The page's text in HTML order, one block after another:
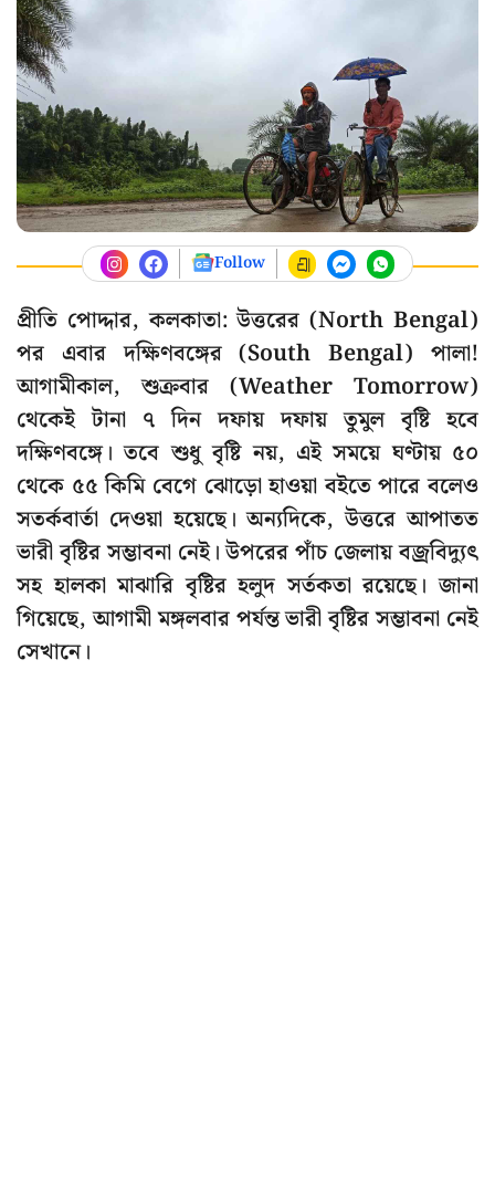
Follow
প্রীতি পোদ্দার, কলকাতা: উত্তরের (North Bengal)
পর এবার দক্ষিণবঙ্গের (South Bengal) পালা!
আগামীকাল, শুক্রবার (Weather Tomorrow)
থেকেই টানা ৭ দিন দফায় দফায় তুমুল বৃষ্টি হবে
দক্ষিণবঙ্গে। তবে শুধু বৃষ্টি নয়, এই সময়ে ঘণ্টায় ৫০
থেকে ৫৫ কিমি বেগে ঝোড়ো হাওয়া বইতে পারে বলেও
সতর্কবার্তা দেওয়া হয়েছে। অন্যদিকে, উত্তরে আপাতত
ভারী বৃষ্টির সম্ভাবনা নেই। উপরের পাঁচ জেলায় বজ্রবিদ্যুৎ
সহ হালকা মাঝারি বৃষ্টির হলুদ সর্তকতা রয়েছে। জানা
গিয়েছে, আগামী মঙ্গলবার পর্যন্ত ভারী বৃষ্টির সম্ভাবনা নেই
সেখানে।